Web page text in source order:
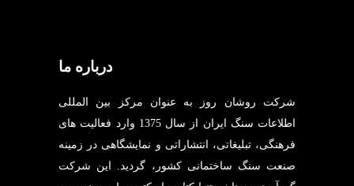
درباره ما
شرکت روشان روز به عنوان مرکز بین المللی
اطلاعات سنگ ایران از سال 1375 وارد فعالیت های
فرهنگی، تبلیغاتی، انتشاراتی و نمایشگاهی در زمینه
صنعت سنگ ساختمانی کشور، گردید. این شرکت